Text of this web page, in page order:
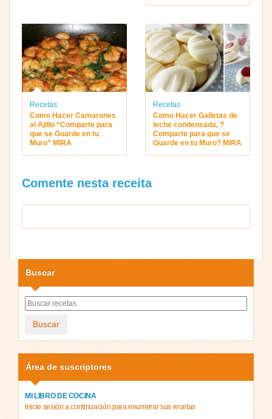
Recetas
Como Hacer Camarones
al Ajillo “Comparte para
que se Guarde en tu
Muro” MIRA
Recetas
Como Hacer Galletas de
leche condensada, ?
Comparte para que se
Guarde en tu Muro? MIRA
Comente nesta receita
Buscar
Buscar
Área de suscriptores
MI LIBRO DE COCINA
Inicie sesión a continuación para enumerar sus recetas